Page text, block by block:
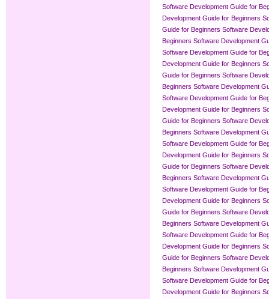
Software Development Guide for
Development Guide for Beginners
Guide for Beginners Software
Beginners Software Development
Software Development Guide for
Development Guide for Beginners
Guide for Beginners Software
Beginners Software Development
Software Development Guide for
Development Guide for Beginners
Guide for Beginners Software
Beginners Software Development
Software Development Guide for
Development Guide for Beginners
Guide for Beginners Software
Beginners Software Development
Software Development Guide for
Development Guide for Beginners
Guide for Beginners Software
Beginners Software Development
Software Development Guide for
Development Guide for Beginners
Guide for Beginners Software
Beginners Software Development
Software Development Guide for
Development Guide for Beginners